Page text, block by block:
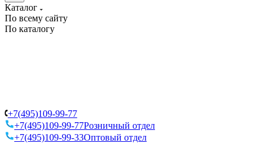
Каталог
По всему сайту
По каталогу
+7(495)109-99-77
+7(495)109-99-77Розничный отдел
+7(495)109-99-33Оптовый отдел